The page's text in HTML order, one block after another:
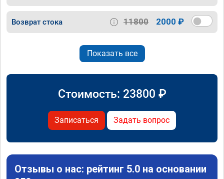
Возврат стока 11800 2000 ₽
Показать все
Стоимость: 23800 ₽
Записаться Задать вопрос
Отзывы о нас: рейтинг 5.0 на основании